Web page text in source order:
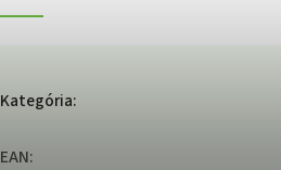
Kategória:
EAN: